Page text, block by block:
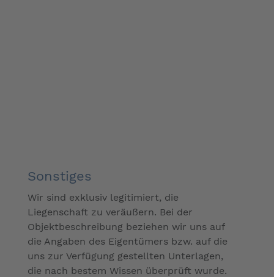
Sonstiges
Wir sind exklusiv legitimiert, die
Liegenschaft zu veräußern. Bei der
Objektbeschreibung beziehen wir uns auf
die Angaben des Eigentümers bzw. auf die
uns zur Verfügung gestellten Unterlagen,
die nach bestem Wissen überprüft wurde.